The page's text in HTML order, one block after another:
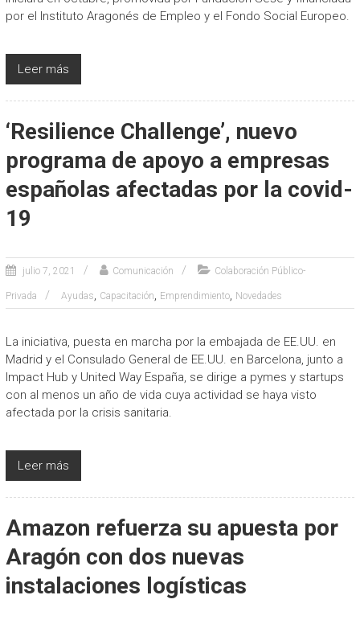
por el Instituto Aragonés de Empleo y el Fondo Social Europeo.
Leer más
‘Resilience Challenge’, nuevo
programa de apoyo a empresas
españolas afectadas por la covid-
19
julio 7, 2021 Comunicación Colaboración Público-
Privada Ayudas, Capacitación, Emprendimiento, Novedades
La iniciativa, puesta en marcha por la embajada de EE.UU. en
Madrid y el Consulado General de EE.UU. en Barcelona, junto a
Impact Hub y United Way España, se dirige a pymes y startups
con al menos un año de vida cuya actividad se haya visto
afectada por la crisis sanitaria.
Leer más
Amazon refuerza su apuesta por
Aragón con dos nuevas
instalaciones logísticas